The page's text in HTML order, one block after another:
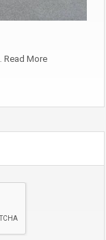
Read More